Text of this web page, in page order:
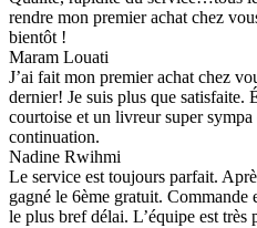
rendre mon premier achat chez
bientôt !
Maram Louati
J’ai fait mon premier achat chez
dernier! Je suis plus que satisfaite.
courtoise et un livreur super
continuation.
Nadine Rwihmi
Le service est toujours parfait.
gagné le 6ème gratuit. Commande
le plus bref délai. L’équipe est